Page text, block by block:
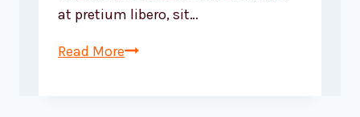
at pretium libero, sit…
Read MoreA